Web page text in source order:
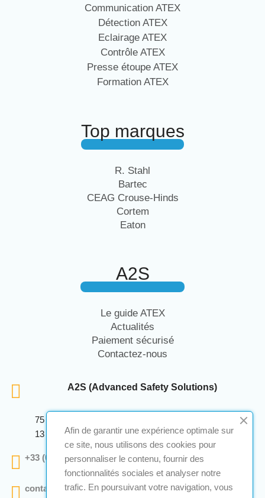
Communication ATEX
Détection ATEX
Eclairage ATEX
Contrôle ATEX
Presse étoupe ATEX
Formation ATEX
Top marques
R. Stahl
Bartec
CEAG Crouse-Hinds
Cortem
Eaton
A2S
Le guide ATEX
Actualités
Paiement sécurisé
Contactez-nous
A2S (Advanced Safety Solutions)
75 Avenue Marcellin Berthelot Anthelios Bâtiment E
13 290 Aix En Provence
+33 (0)4 12 28 00 69
contact@a2s-atex.com
Afin de garantir une expérience optimale sur
ce site, nous utilisons des cookies pour
personnaliser le contenu, fournir des
fonctionnalités sociales et analyser notre
trafic. En poursuivant votre navigation, vous